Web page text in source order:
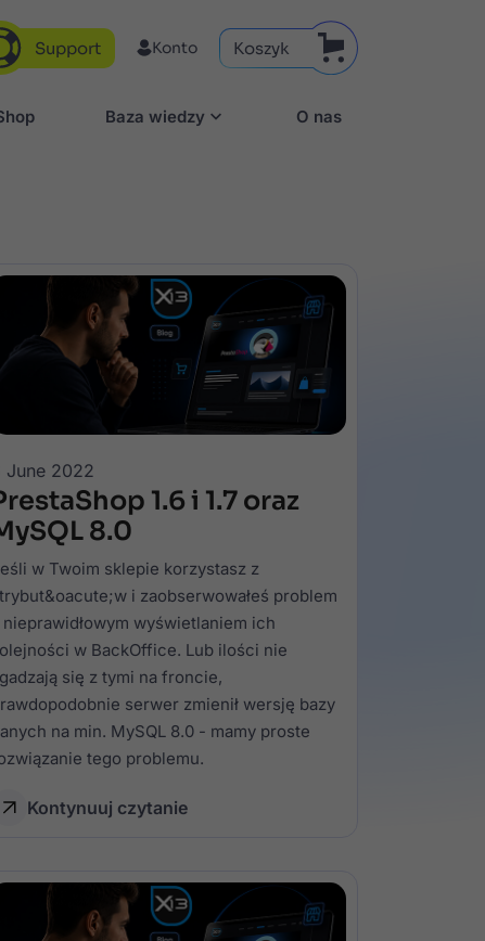
Support Konto Koszyk
Baza wiedzy O nas
June 2022
1.6 i 1.7 oraz
8.0
w Twoim sklepie korzystasz z
i zaobserwowałeś problem
nieprawidłowym wyświetlaniem ich
w BackOffice. Lub ilości nie
się z tymi na froncie,
serwer zmienił wersję bazy
na min. MySQL 8.0 - mamy proste
tego problemu.
Kontynuuj czytanie